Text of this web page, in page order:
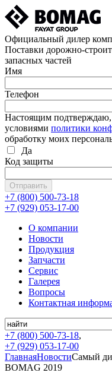
Официальный дилер
Поставки дорожно-
запасных частей
Имя
Телефон
Настоящим подтверждаю,
условиями политики
обработку моих
Да
Код защиты
+7 (800) 500-73-18
+7 (929) 053-17-00
О компании
Новости
Продукция
Запчасти
Сервис
Галерея
Вопросы
Контактная
+7 (800) 500-73-18,
+7 (929) 053-17-00
ГлавнаяНовостиСамый
BOMAG 2019